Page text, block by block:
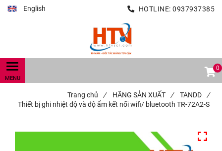
English HOTLINE: 0937937385
0
Trang chủ / HÃNG SẢN XUẤT / TANDD
/
Thiết bị ghi nhiệt độ và độ ẩm kết nối wifi/ bluetooth TR-72A2-S